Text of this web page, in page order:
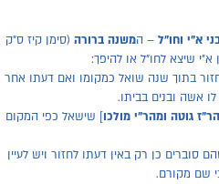
א"י וחו"ל– המשנה ברורה(סימן קיז ס"ק
שיצא לחו"ל או להיפך:
בתוך שנה שואל כמקומו ואם דעתו אחר
אשה ובנים בביתו.
גוטה ומהר"י מולכו] שישאל כפי המקום
כן רק באין דעתו לחזור ויש לעיין
שם מקורם.